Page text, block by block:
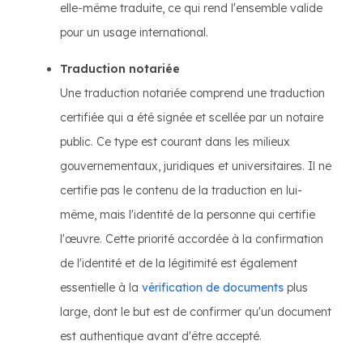
elle-même traduite, ce qui rend l'ensemble valide
pour un usage international.
Traduction notariée
Une traduction notariée comprend une traduction
certifiée qui a été signée et scellée par un notaire
public. Ce type est courant dans les milieux
gouvernementaux, juridiques et universitaires. Il ne
certifie pas le contenu de la traduction en lui-
même, mais l'identité de la personne qui certifie
l'œuvre. Cette priorité accordée à la confirmation
de l'identité et de la légitimité est également
essentielle à la vérification de documents plus
large, dont le but est de confirmer qu'un document
est authentique avant d'être accepté.